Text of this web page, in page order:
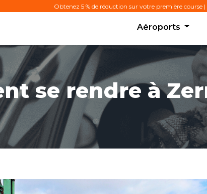
Obtenez 5 % de réduction sur votre première course |
Aéroports
se rendre à